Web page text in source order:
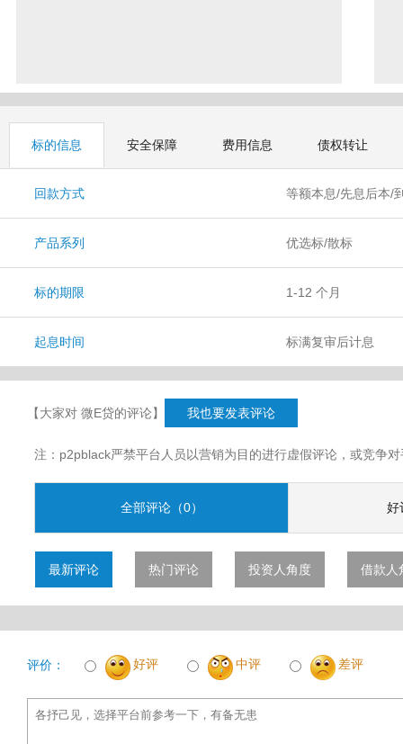
标的信息 安全保障 费用信息 债权转让
回款方式 等额本息/先息后本/
产品系列 优选标/散标
标的期限 1-12 个月
起息时间 标满复审后计息
【大家对 微E贷的评论】 我也要发表评论
注：p2pblack严禁平台人员以营销为目的进行虚假评论，或竞争
全部评论（0） 好
最新评论 热门评论 投资人角度 借款人
评价： 好评 中评 差评